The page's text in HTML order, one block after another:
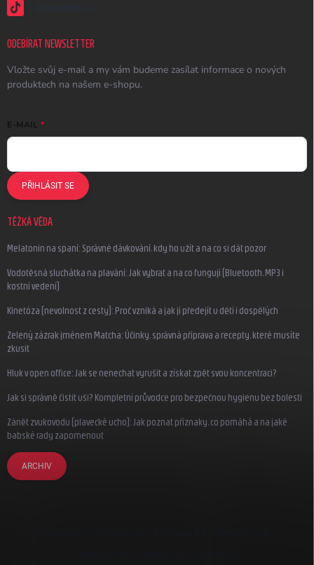
@earplugs.cz
ODEBÍRAT NEWSLETTER
Vložte svůj e-mail a my vám budeme zasílat informace o nových
produktech na našem e-shopu.
E-MAIL
PŘIHLÁSIT SE
TĚŽKÁ VĚDA
Melatonin na spaní: Správné dávkování, kdy ho užít a na co si dát pozor
Vodotěsná sluchátka na plavání: Jak vybrat a na co fungují (Bluetooth, MP3 i
kostní vedení)
Kinetóza (nevolnost z cesty): Proč vzniká a jak jí předejít u dětí i dospělých
Zelený zázrak jménem Matcha: Účinky, správná příprava a recepty, které musíte
zkusit
Hluk v open office: Jak se nenechat vyrušit a získat zpět svou koncentraci?
Jak si správně čistit uši? Kompletní průvodce pro bezpečnou hygienu bez bolesti
Zánět zvukovodu (plavecké ucho): Jak poznat příznaky, co pomáhá a na jaké
babské rady zapomenout
ARCHIV